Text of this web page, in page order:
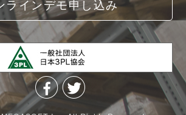
ラインデモ申し込み